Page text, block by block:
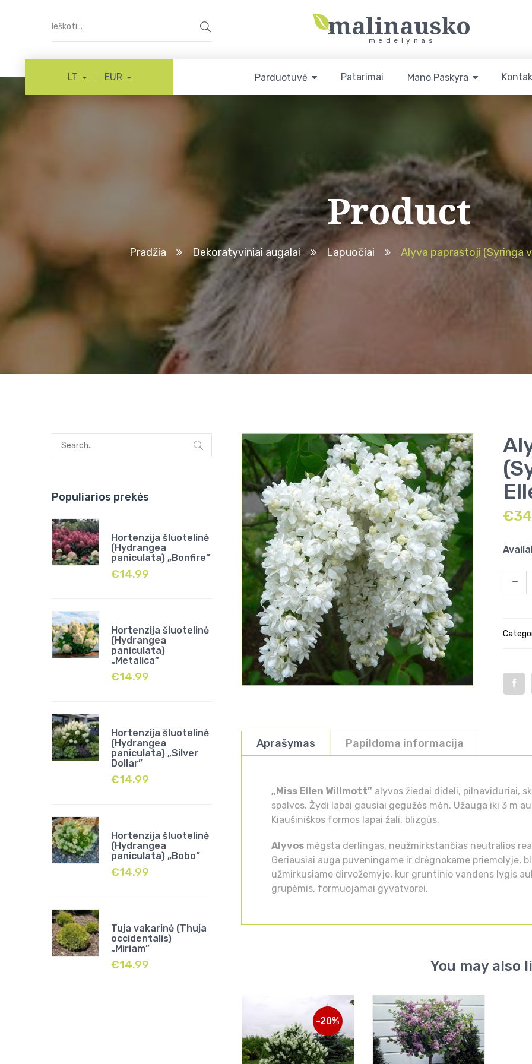
malinausko
medelynas
LT EUR Parduotuvė Patarimai Mano Paskyra
Product
Pradžia Dekoratyviniai augalai Lapuočiai Alyva paprastoji (Syringa
Populiarios prekės
Hortenzija šluotelinė
(Hydrangea
paniculata) „Bonfire”
€14.99
Hortenzija šluotelinė
(Hydrangea
paniculata)
„Metalica”
€14.99
Hortenzija šluotelinė
(Hydrangea
paniculata) „Silver
Dollar”
€14.99
Hortenzija šluotelinė
(Hydrangea
paniculata) „Bobo”
€14.99
Tuja vakarinė (Thuja
occidentalis)
„Miriam”
€14.99
€
Aprašymas Papildoma informacija
„Miss Ellen Willmott” alyvos žiedai dideli, pilnaviduriai,
spalvos. Žydi labai gausiai gegužės mėn. Užauga iki 3 m
Kiaušiniškos formos lapai žali, blizgūs.
Alyvos mėgsta derlingas, neužmirkstančias neutralios
Geriausiai auga puveningame ir drėgnokame priemolyje,
užmirkusiame dirvožemyje, kur gruntinio vandens lygis
grupėmis, formuojamai gyvatvorei.
You may also
-20%